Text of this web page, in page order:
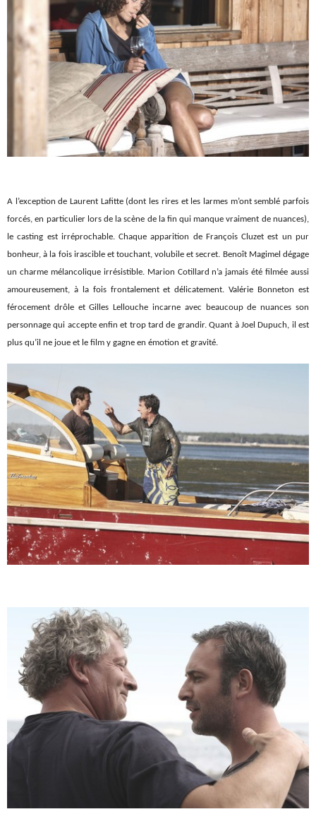
A l’exception de Laurent Lafitte (dont les rires et les larmes m’ont semblé parfois
forcés, en particulier lors de la scène de la fin qui manque vraiment de nuances),
le casting est irréprochable. Chaque apparition de François Cluzet est un pur
bonheur, à la fois irascible et touchant, volubile et secret. Benoît Magimel dégage
un charme mélancolique irrésistible. Marion Cotillard n’a jamais été filmée aussi
amoureusement, à la fois frontalement et délicatement. Valérie Bonneton est
férocement drôle et Gilles Lellouche incarne avec beaucoup de nuances son
personnage qui accepte enfin et trop tard de grandir. Quant à Joel Dupuch, il est
plus qu’il ne joue et le film y gagne en émotion et gravité.